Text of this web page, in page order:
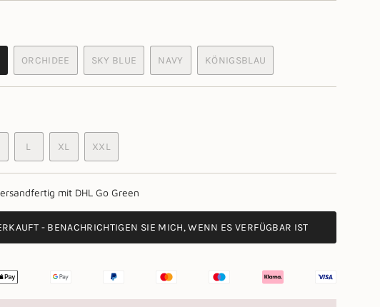
ORCHIDEE
VARIANTE
AUSVERKAUFT
SKY BLUE
VARIANTE
AUSVERKAUFT
NAVY
VARIANTE
AUSVERKAUFT
KÖNIGSBLAU
VARIANTE
AUSVERKAUFT
VARIANTE
L VARIANTE
AUSVERKAUFT
ODER
NICHT
VERFÜGBAR
XL
VARIANTE
AUSVERKAUFT
ODER
NICHT
VERFÜGBAR
XXL
VARIANTE
AUSVERKAUFT
ODER
NICHT
VERFÜGBAR
mit DHL Go Green
- BENACHRICHTIGEN SIE MICH, WENN ES VERFÜGBAR IST